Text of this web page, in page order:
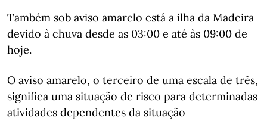
Também sob aviso amarelo está a ilha da Madeira
devido à chuva desde as 03:00 e até às 09:00 de
hoje.
O aviso amarelo, o terceiro de uma escala de três,
significa uma situação de risco para determinadas
atividades dependentes da situação